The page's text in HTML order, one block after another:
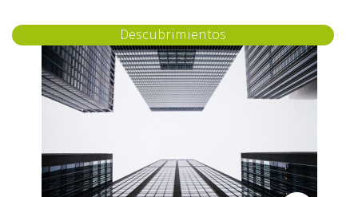
Descubrimientos